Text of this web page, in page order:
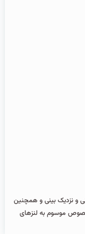
و نزدیک بینی و همچنین
موسوم به لنزهای